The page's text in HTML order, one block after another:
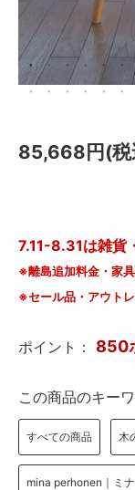
Facebook
85,668円(税
7.11-8.31は雑貨
※離島追加料金・家
※セール品・アウトレ
ポイント： 850
この商品のキー
すべての商品 木
mina perhonen｜ミ